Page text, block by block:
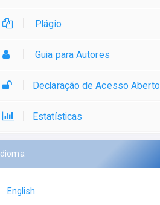
Plágio
Guia para Autores
Declaração de Acesso Aberto
Estatísticas
Idioma
English